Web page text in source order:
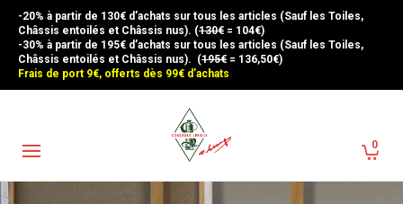
-20% à partir de 130€ d’achats sur tous les articles (Sauf les Toiles,
Châssis entoilés et Châssis nus). (130€ = 104€)
-30% à partir de 195€ d’achats sur tous les articles (Sauf les Toiles,
Châssis entoilés et Châssis nus). (195€ = 136,50€)
Frais de port 9€, offerts dès 99€ d’achats
0